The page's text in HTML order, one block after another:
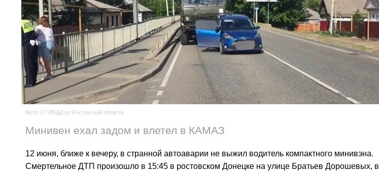
Фото © ГИБДД по Ростовской области
Минивен ехал задом и влетел в КАМАЗ
12 июня, ближе к вечеру, в странной автоаварии не выжил водитель компактного минивэна.
Смертельное ДТП произошло в 15:45 в ростовском Донецке на улице Братьев Дорошевых, в